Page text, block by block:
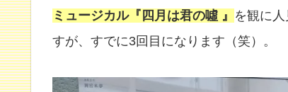
ミュージカル『四月は君の噓 』 を観に
すが、すでに3回目になります（笑）。